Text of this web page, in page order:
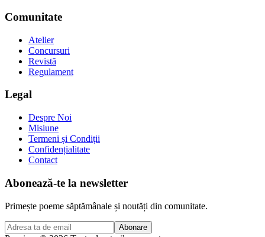
Comunitate
Atelier
Concursuri
Revistă
Regulament
Legal
Despre Noi
Misiune
Termeni și Condiții
Confidențialitate
Contact
Abonează-te la newsletter
Primește poeme săptămânale și noutăți din comunitate.
Abonare